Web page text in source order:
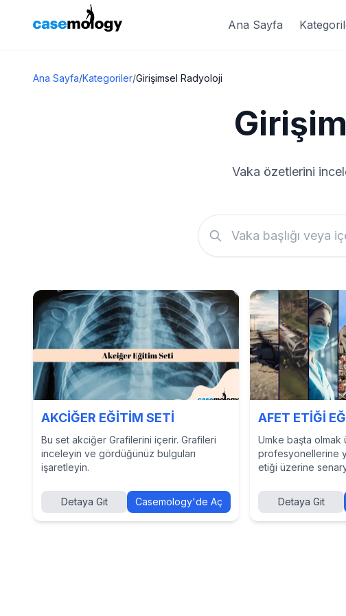
Ana Sayfa
Ana Sayfa/Kategoriler/Girişimsel Radyoloji
Vaka özetlerini
AKCİĞER EĞİTİM SETİ
Bu set akciğer Grafilerini içerir. Grafileri
inceleyin ve gördüğünüz bulguları
işaretleyin.
Detaya Git Casemology'de Aç
AFET ETİĞİ
Umke başta olmak
profesyonellerine
etiği üzerine
Detaya Git